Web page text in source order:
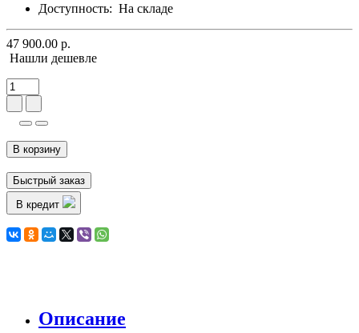
Доступность: На складе
47 900.00 р.
Нашли дешевле
В корзину
Быстрый заказ
В кредит
Описание